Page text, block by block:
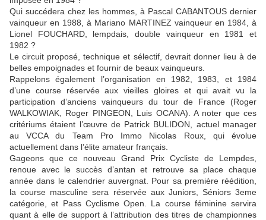
Qui succédera chez les hommes, à Pascal CABANTOUS dernier
vainqueur en 1988, à Mariano MARTINEZ vainqueur en 1984, à
Lionel FOUCHARD, lempdais, double vainqueur en 1981 et
1982 ?
Le circuit proposé, technique et sélectif, devrait donner lieu à de
belles empoignades et fournir de beaux vainqueurs.
Rappelons également l’organisation en 1982, 1983, et 1984
d’une course réservée aux vieilles gloires et qui avait vu la
participation d’anciens vainqueurs du tour de France (Roger
WALKOWIAK, Roger PINGEON, Luis OCANA). A noter que ces
critériums étaient l’œuvre de Patrick BULIDON, actuel manager
au VCCA du Team Pro Immo Nicolas Roux, qui évolue
actuellement dans l’élite amateur français.
Gageons que ce nouveau Grand Prix Cycliste de Lempdes,
renoue avec le succès d’antan et retrouve sa place chaque
année dans le calendrier auvergnat. Pour sa première réédition,
la course masculine sera réservée aux Juniors, Séniors 3eme
catégorie, et Pass Cyclisme Open. La course féminine servira
quant à elle de support à l’attribution des titres de championnes